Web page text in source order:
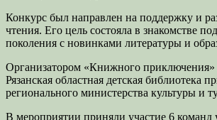
Конкурс был направлен на поддержку и
чтения. Его цель состояла в знакомстве
поколения с новинками литературы и
Организатором «Книжного приключения»
Рязанская областная детская библиотека
регионального министерства культуры и
В мероприятии приняли участие 6 команд